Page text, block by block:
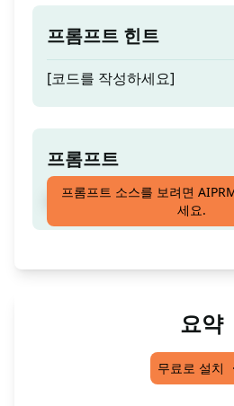
프롬프트 힌트
[코드를 작성하세요]
프롬프트
리액트 prop 유형 추가
프롬프트 소스를 보려면
세요.
요약
무료로 설치